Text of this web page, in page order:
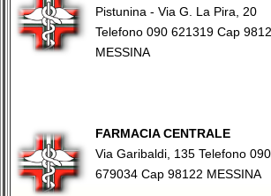
Pistunina - Via G. La Pira, 20
Telefono 090 621319 Cap
MESSINA
FARMACIA CENTRALE
Via Garibaldi, 135 Telefono 090
679034 Cap 98122 MESSINA